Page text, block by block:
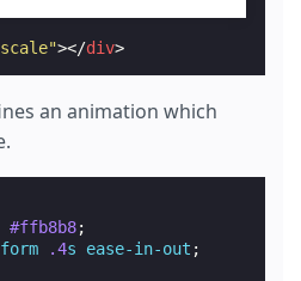
></div>
an animation which
#ffb8b8;
.4s ease-in-out ;